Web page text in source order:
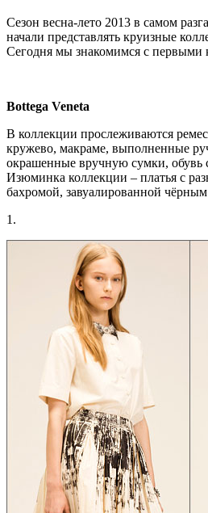
Сезон весна-лето 2013 в самом
начали представлять круизные
Сегодня мы знакомимся с первыми
Bottega Veneta
В коллекции прослеживаются
кружево, макраме, выполненные
окрашенные вручную сумки, обувь
Изюминка коллекции – платья с
бахромой, завуалированной
1.